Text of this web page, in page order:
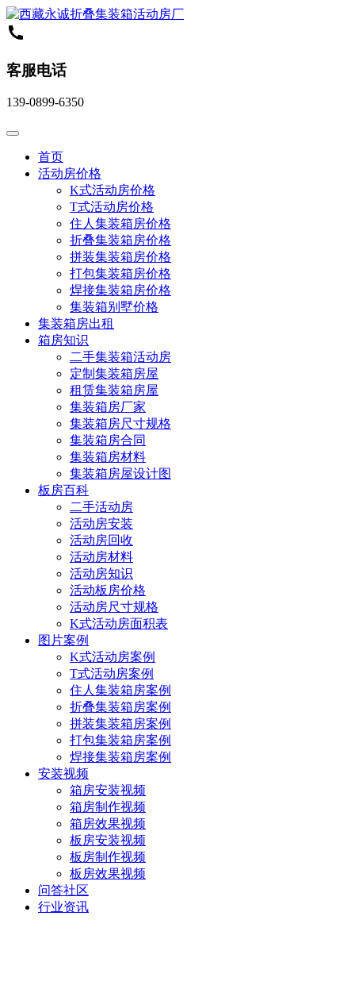
客服电话
139-0899-6350
首页
活动房价格
K式活动房价格
T式活动房价格
住人集装箱房价格
折叠集装箱房价格
拼装集装箱房价格
打包集装箱房价格
焊接集装箱房价格
集装箱别墅价格
集装箱房出租
箱房知识
二手集装箱活动房
定制集装箱房屋
租赁集装箱房屋
集装箱房厂家
集装箱房尺寸规格
集装箱房合同
集装箱房材料
集装箱房屋设计图
板房百科
二手活动房
活动房安装
活动房回收
活动房材料
活动房知识
活动板房价格
活动房尺寸规格
K式活动房面积表
图片案例
K式活动房案例
T式活动房案例
住人集装箱房案例
折叠集装箱房案例
拼装集装箱房案例
打包集装箱房案例
焊接集装箱房案例
安装视频
箱房安装视频
箱房制作视频
箱房效果视频
板房安装视频
板房制作视频
板房效果视频
问答社区
行业资讯